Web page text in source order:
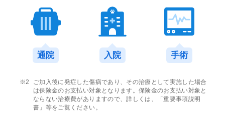
通院 入院 手術
ご加入後に発症した傷病であり、その治療として実施した場合
は保険金のお支払い対象となります。保険金のお支払い対象と
ならない治療費がありますので、詳しくは、「重要事項説明
書」等をご覧ください。